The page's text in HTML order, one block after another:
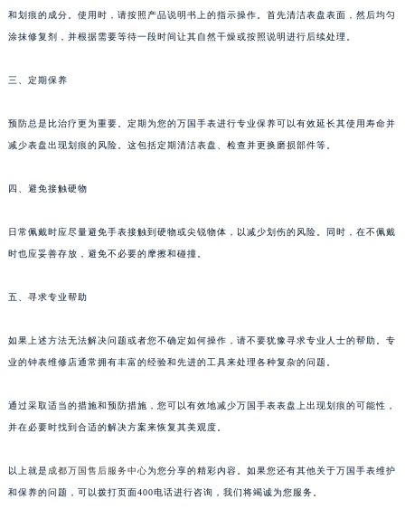
和划痕的成分。使用时，请按照产品说明书上的指示操作。首先清洁表盘表面，然后均匀
涂抹修复剂，并根据需要等待一段时间让其自然干燥或按照说明进行后续处理。
三、定期保养
预防总是比治疗更为重要。定期为您的万国手表进行专业保养可以有效延长其使用寿命并
减少表盘出现划痕的风险。这包括定期清洁表盘、检查并更换磨损部件等。
四、避免接触硬物
日常佩戴时应尽量避免手表接触到硬物或尖锐物体，以减少划伤的风险。同时，在不佩戴
时也应妥善存放，避免不必要的摩擦和碰撞。
五、寻求专业帮助
如果上述方法无法解决问题或者您不确定如何操作，请不要犹豫寻求专业人士的帮助。专
业的钟表维修店通常拥有丰富的经验和先进的工具来处理各种复杂的问题。
通过采取适当的措施和预防措施，您可以有效地减少万国手表表盘上出现划痕的可能性，
并在必要时找到合适的解决方案来恢复其美观度。
以上就是 成都万国售后服务中心为您分享的精彩内容。如果您还有其他关于万国手表维护
和保养的问题，可以拨打页面400电话进行咨询，我们将竭诚为您服务。